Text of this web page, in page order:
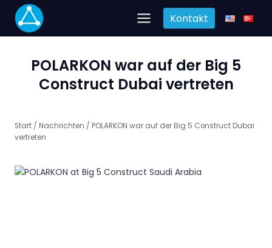
Zum
Inhalt
springen
Kontakt
POLARKON war auf der Big 5
Construct Dubai vertreten
Start / Nachrichten / POLARKON war auf der Big 5 Construct Dubai
vertreten